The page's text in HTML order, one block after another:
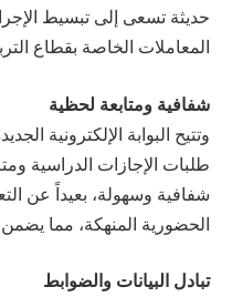
حديثة تسعى إلى تبسيط
المعاملات الخاصة بقطاع
شفافية ومتابعة لحظية
وتتيح البوابة الإلكترونية
طلبات الإجازات الدراسية
شفافية وسهولة، بعيداً عن
الحضورية المنهكة، مما
تبادل البيانات والضوابط